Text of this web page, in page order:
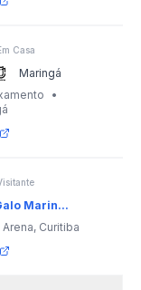
Casa
Maringá
•
Marin...
, Curitiba